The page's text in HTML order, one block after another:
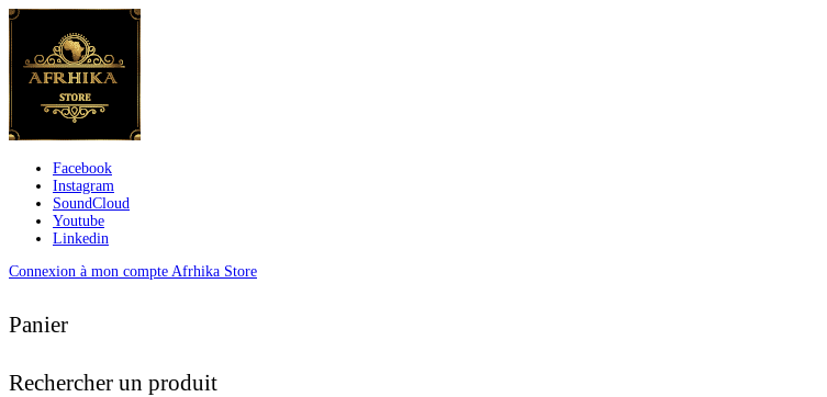
Facebook
Instagram
SoundCloud
Youtube
Linkedin
Connexion à mon compte Afrhika Store
Panier
Rechercher un produit